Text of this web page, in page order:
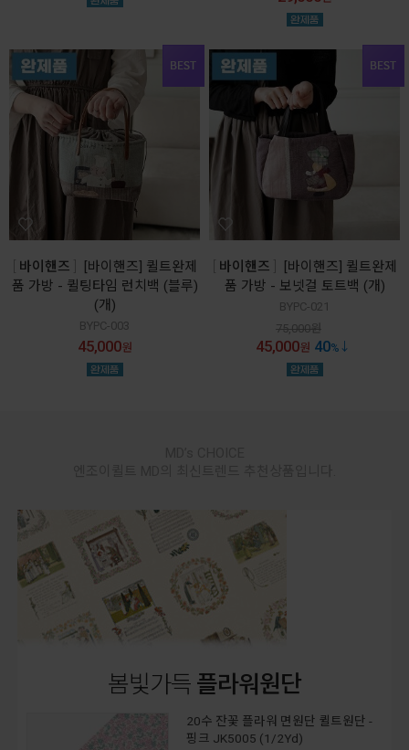
바이핸즈
[바이핸즈] 퀼트완제
품 가방 - 퀼팅타임 런치백 (블루)
(개)
BYPC-003
45,000원
바이핸즈
[바이핸즈] 퀼트완제
품 가방 - 보넷걸 토트백 (개)
BYPC-021
75,000원
45,000원 40%
봄빛가득 플라워원단
20수 잔꽃 플라워 면원단 퀼트원단 -
핑크 JK5005 (1/2Yd)